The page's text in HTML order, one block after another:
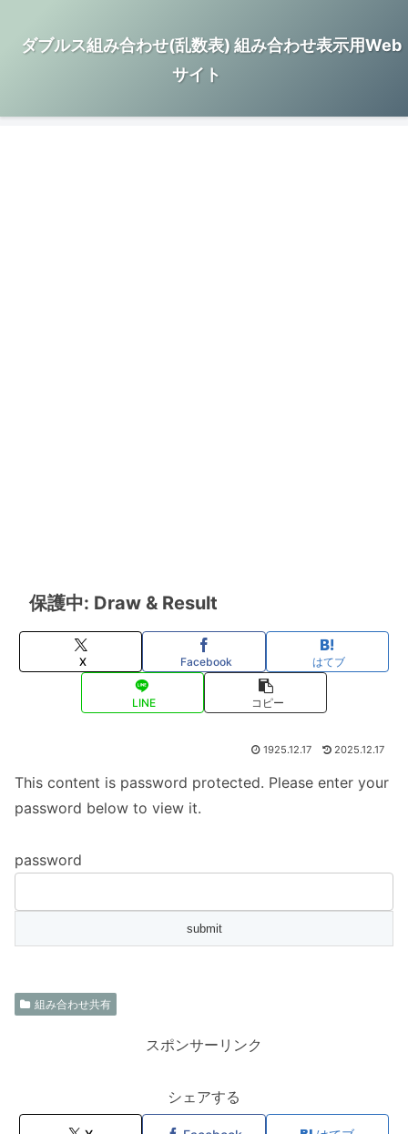
ダブルス組み合わせ(乱数表) 組み合わせ表示用Web
サイト
保護中: Draw & Result
X Facebook はてブ
LINE コピー
1925.12.17 2025.12.17
This content is password protected. Please enter your
password below to view it.
password
組み合わせ共有
スポンサーリンク
シェアする